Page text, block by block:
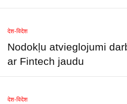
देश-विदेश
Nodokļu atvieglojumi
ar Fintech jaudu
देश-विदेश